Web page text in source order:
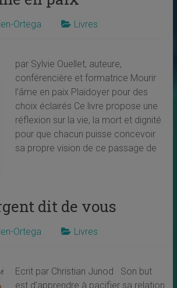
Ortega Livres
par Sylvie Ouellet, auteure,
conférencière et formatrice Mourir
l’âme en paix Plaidoyer pour des
choix éclairés Ce livre propose une
réflexion sur la vie, la mort et dignité
pour que chacun puisse concevoir
sa propre vision de ce passage de
dit de vous
Ortega Livres
Ecrit par Christian Junod Son but
est d’apprendre à pacifier sa relation